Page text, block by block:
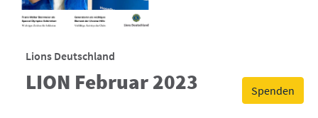
Spenden
Lions Deutschland
LION Februar 2023